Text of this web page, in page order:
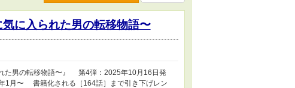
に入られた男の転移物語〜
た男の転移物語〜』 第4弾：2025年10月16日発
〜 書籍化される［164話］まで引き下げレン